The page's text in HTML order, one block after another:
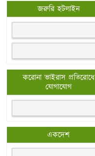
জরুরি হটলাইন
করোনা ভাইরাস প্রতিরোধে
যোগাযোগ
একদেশ